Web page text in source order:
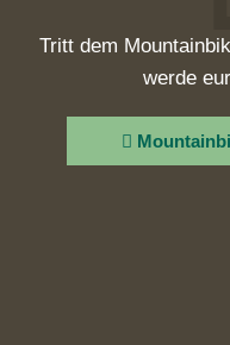
Tritt dem
werde